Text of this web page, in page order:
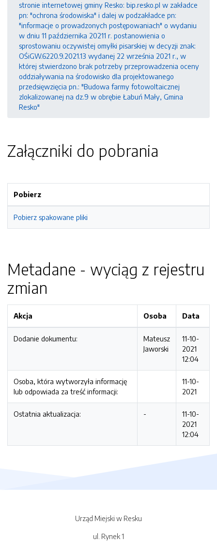
stronie internetowej gminy Resko: bip.resko.pl w zakładce
pn: "ochrona środowiska" i dalej w podzakładce pn:
"informacje o prowadzonych postępowaniach" o wydaniu
w dniu 11 października 20211 r. postanowienia o
sprostowaniu oczywistej omyłki pisarskiej w decyzji znak:
OŚiGW.6220.9.2021.13 wydanej 22 września 2021 r., w
której stwierdzono brak potrzeby przeprowadzenia oceny
oddziaływania na środowisko dla projektowanego
przedsięwzięcia pn.: "Budowa farmy fotowoltaicznej
zlokalizowanej na dz.9 w obrębie Łabuń Mały, Gmina
Resko"
Załączniki do pobrania
Pobierz
Pobierz spakowane pliki
Metadane - wyciąg z rejestru
zmian
Akcja Osoba Data
Dodanie dokumentu:
Mateusz
Jaworski
11-10-
2021
12:04
Osoba, która wytworzyła informację
lub odpowiada za treść informacji:
11-10-
2021
Ostatnia aktualizacja: -
11-10-
2021
12:04
Urząd Miejski w Resku
ul. Rynek 1